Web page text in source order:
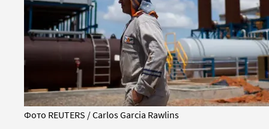
Фото REUTERS / Carlos Garcia Rawlins